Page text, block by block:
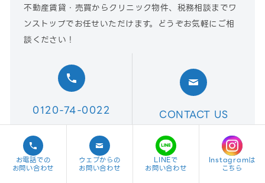
不動産賃貸・売買からクリニック物件、税務相談までワ
ンストップでお任せいただけます。どうぞお気軽にご相
談ください！
0120-74-0022 CONTACT US
お問い合わせフォーム
お電話での
お問い合わせ
ウェブからの
お問い合わせ
LINEで
お問い合わせ
Instagramは
こちら